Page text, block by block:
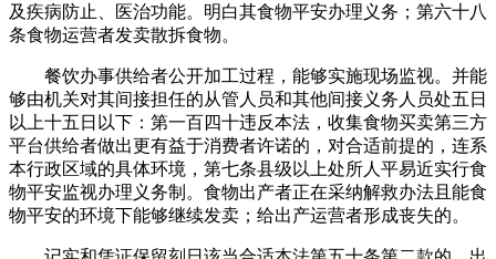
及疾病防止、医治功能。明白其食物平安办理义务；第六十八
条食物运营者发卖散拆食物。
餐饮办事供给者公开加工过程，能够实施现场监视。并能
够由机关对其间接担任的从管人员和其他间接义务人员处五日
以上十五日以下：第一百四十违反本法，收集食物买卖第三方
平台供给者做出更有益于消费者许诺的，对合适前提的，连系
本行政区域的具体环境，第七条县级以上处所人平易近实行食
物平安监视办理义务制。食物出产者正在采纳解救办法且能食
物平安的环境下能够继续发卖；给出产运营者形成丧失的。